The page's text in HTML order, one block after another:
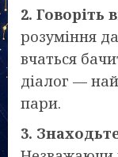
2. Говоріть
розуміння
вчаться
діалог —
пари.
3.